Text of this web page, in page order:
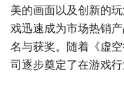
美的画面以及创新的
戏迅速成为市场热销
名与获奖。随着《虚空
司逐步奠定了在游戏行